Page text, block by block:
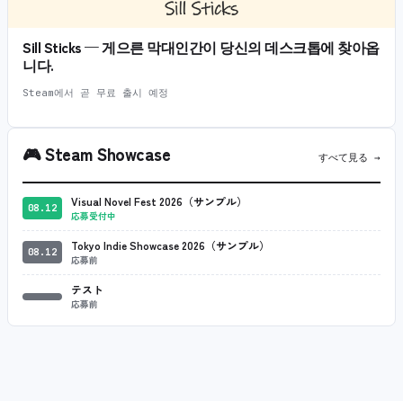
Sill Sticks — 게으른 막대인간이 당신의 데스크톱에 찾아옵
니다.
Steam에서 곧 무료 출시 예정
🎮Steam Showcase すべて見る →
08.12 Visual Novel Fest 2026（サンプル）
応募受付中
08.12 Tokyo Indie Showcase 2026（サンプル）
応募前
テスト
応募前